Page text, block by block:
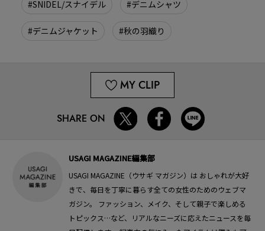
#SNIDEL/スナイデル #デニムシャツ
#デニムジャケット #秋の羽織り
MY CLIP
SHARE ON
USAGI MAGAZINE編集部
USAGI MAGAZINE（ウサギ マガジン）は おしゃれが大好
きで、毎日を丁寧に暮らす全ての女性のためのウェブマ
ガジン。 ファッション、メイク、そして親子で楽しめる
トピックス…など、リアルなニーズに応えたニュースを毎